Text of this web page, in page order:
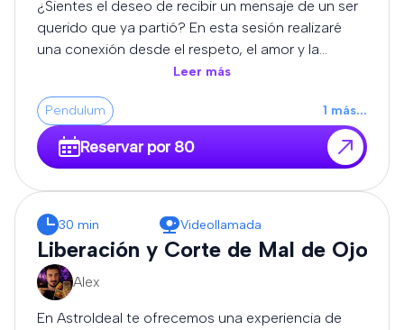
podrás realizar preguntas relacionadas con la
consulta.
¿Sientes el deseo de recibir un mensaje de un ser
querido que ya partió? En esta sesión realizaré
una conexión desde el respeto, el amor y la
sensibilidad, utilizando mi intuición y percepción
espiritual para transmitir los mensajes que puedan
llegar durante la consulta. Cada experiencia es
única y diferente. No puedo garantizar la
comunicación con una persona concreta ni un
finalizar, si el momento lo permite, podrás realizar
preguntas relacionadas con el mensaje recibido.
Leer más
Pendulum 1 más...
Reservar por 80
30 min Videollamada
Liberación y Corte de Mal de Ojo
Alex
En AstroIdeal te ofrecemos una experiencia de